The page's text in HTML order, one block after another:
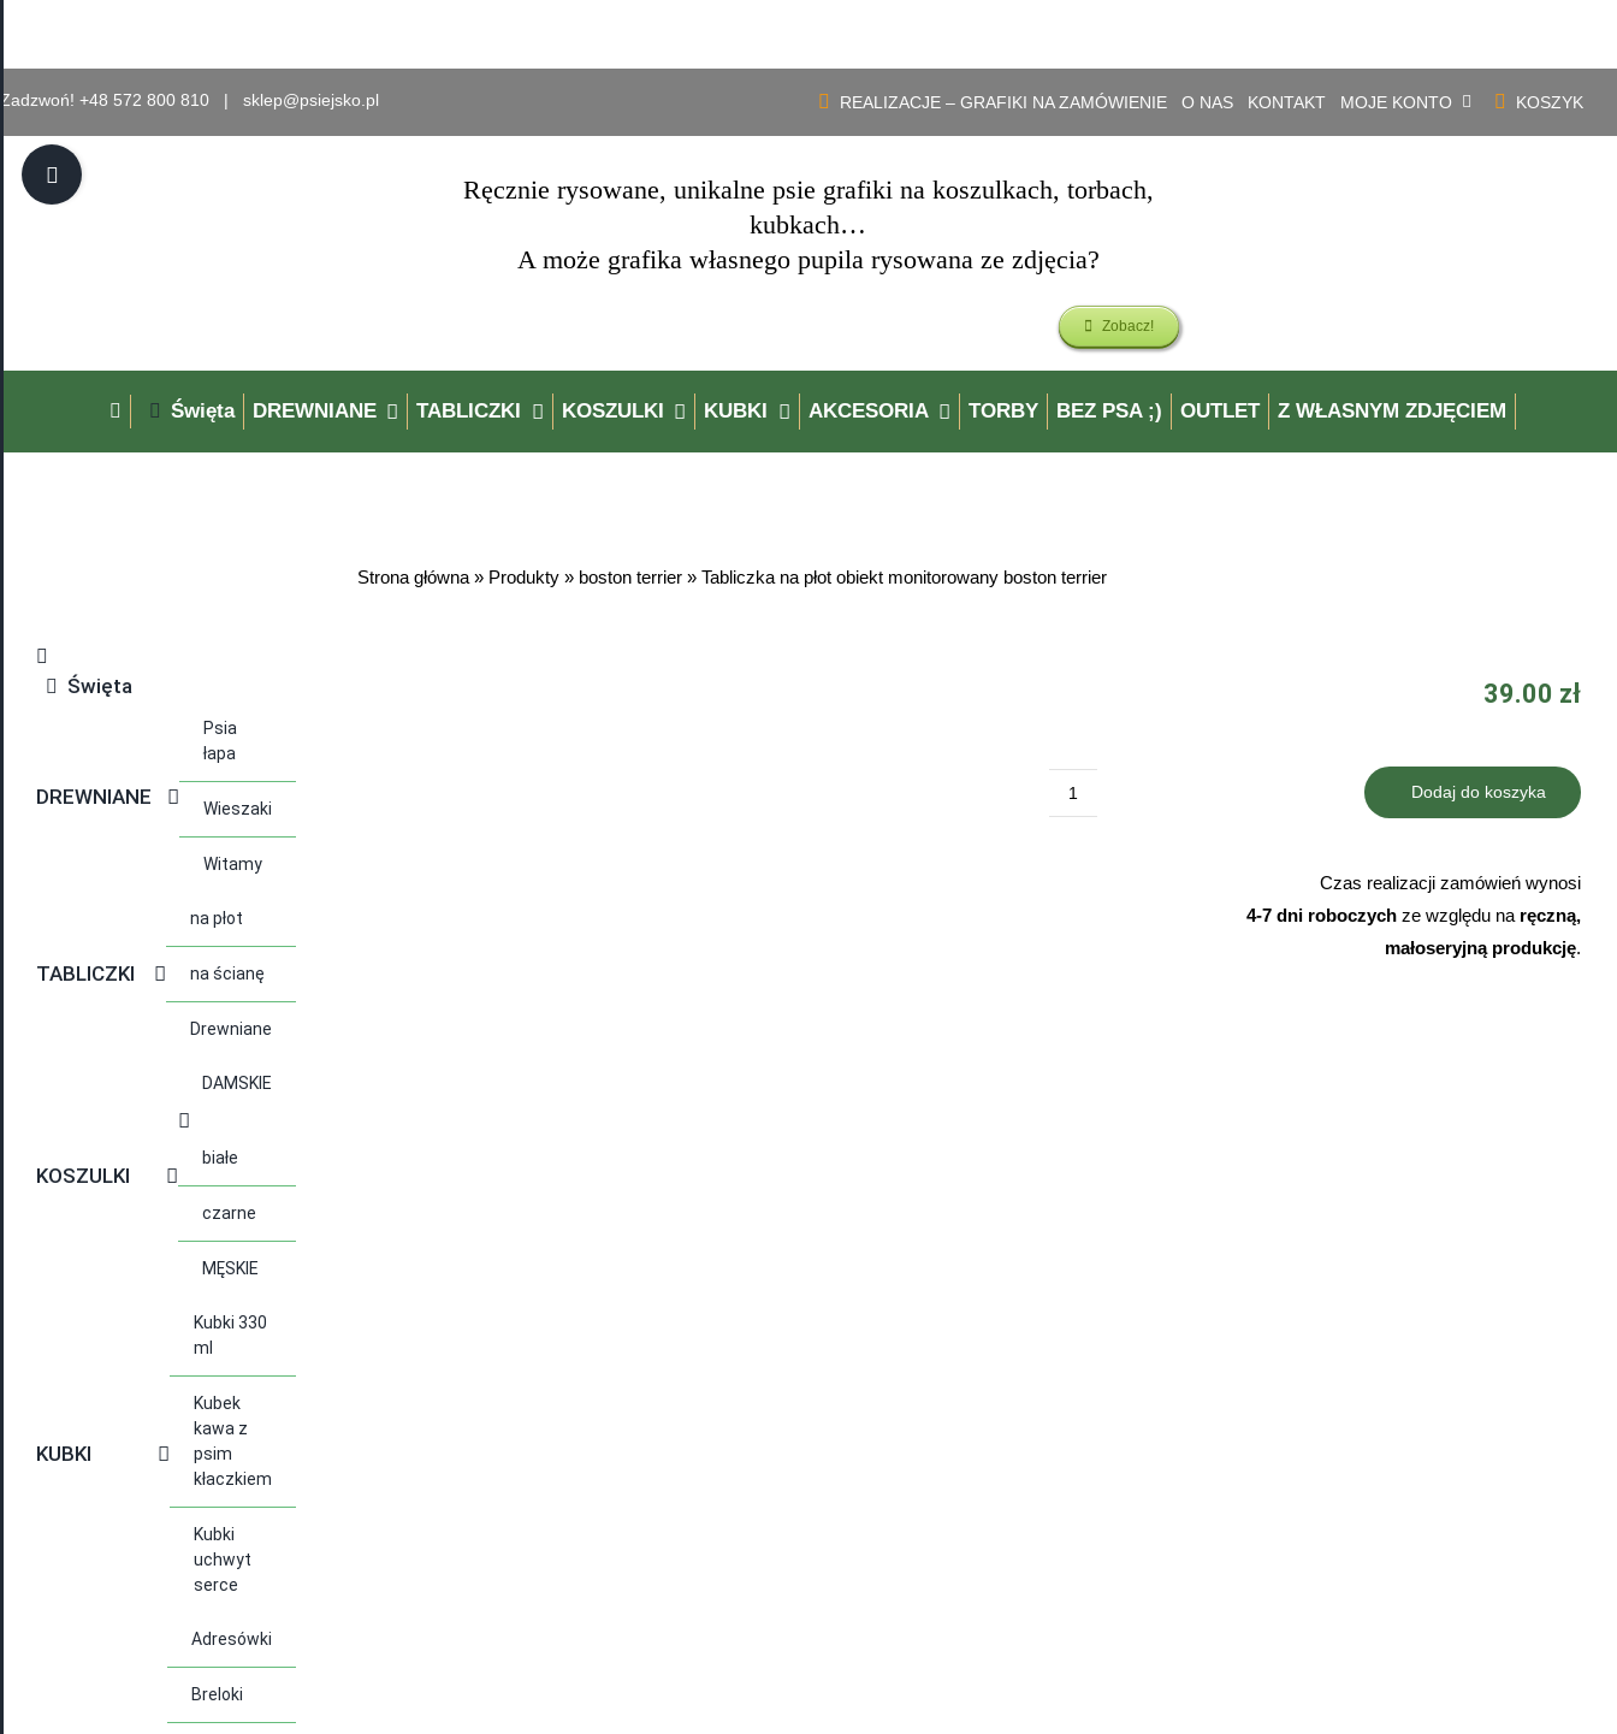
Zadzwoń! +48 572 800 810 | sklep@psiejsko.pl REALIZACJE – GRAFIKI NA ZAMÓWIENIE O NAS KONTAKT MOJE KONTO KOSZYK
Ręcznie rysowane, unikalne psie grafiki na koszulkach, torbach,
kubkach…
A może grafika własnego pupila rysowana ze zdjęcia?
Zobacz!
Święta DREWNIANE TABLICZKI KOSZULKI KUBKI AKCESORIA TORBY BEZ PSA ;) OUTLET Z WŁASNYM ZDJĘCIEM
Strona główna » Produkty » boston terrier »Tabliczka na płot obiekt monitorowany boston terrier
Święta
DREWNIANE
Psia
łapa
Wieszaki
Witamy
TABLICZKI
na płot
na ścianę
Drewniane
KOSZULKI
DAMSKIE
białe
czarne
MĘSKIE
KUBKI
Kubki 330
ml
Kubek
kawa z
psim
kłaczkiem
Kubki
uchwyt
serce
Adresówki
Breloki
39.00 zł
Dodaj do koszyka
Czas realizacji zamówień wynosi
4-7 dni roboczych ze względu na ręczną,
małoseryjną produkcję.
Toggle
Sliding